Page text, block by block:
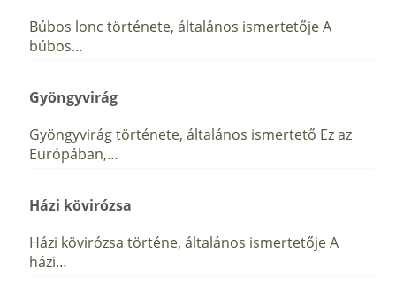
Búbos lonc története, általános ismertetője A
búbos…
Gyöngyvirág
Gyöngyvirág története, általános ismertető Ez az
Európában,…
Házi kövirózsa
Házi kövirózsa történe, általános ismertetője A
házi…